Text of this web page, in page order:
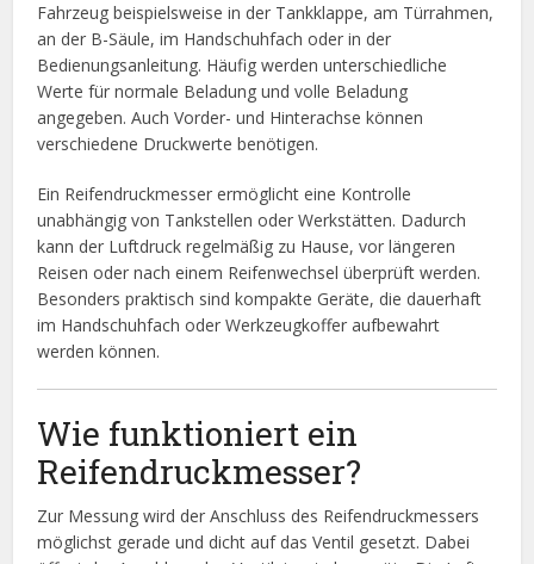
Fahrzeug beispielsweise in der Tankklappe, am Türrahmen,
an der B-Säule, im Handschuhfach oder in der
Bedienungsanleitung. Häufig werden unterschiedliche
Werte für normale Beladung und volle Beladung
angegeben. Auch Vorder- und Hinterachse können
verschiedene Druckwerte benötigen.
Ein Reifendruckmesser ermöglicht eine Kontrolle
unabhängig von Tankstellen oder Werkstätten. Dadurch
kann der Luftdruck regelmäßig zu Hause, vor längeren
Reisen oder nach einem Reifenwechsel überprüft werden.
Besonders praktisch sind kompakte Geräte, die dauerhaft
im Handschuhfach oder Werkzeugkoffer aufbewahrt
werden können.
Wie funktioniert ein
Reifendruckmesser?
Zur Messung wird der Anschluss des Reifendruckmessers
möglichst gerade und dicht auf das Ventil gesetzt. Dabei